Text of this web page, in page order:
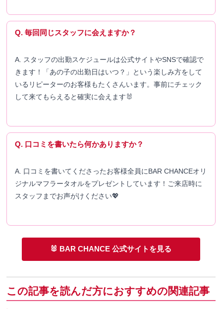
Q. 毎回同じスタッフに会えますか？
A. スタッフの出勤スケジュールは公式サイトやSNSで確認で
きます！「あの子の出勤日はいつ？」という楽しみ方をして
いるリピーターのお客様もたくさんいます。事前にチェック
して来てもらえると確実に会えます🐰
Q. 口コミを書いたら何かありますか？
A. 口コミを書いてくださったお客様全員にBAR CHANCEオリ
ジナルマフラータオルをプレゼントしています！ご来店時に
スタッフまでお声がけください💖
🐰 BAR CHANCE 公式サイトを見る
この記事を読んだ方におすすめの関連記事